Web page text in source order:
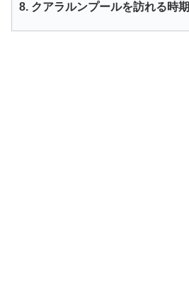
8. クアラルンプールを訪れる時期